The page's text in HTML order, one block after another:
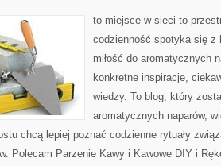
to miejsce w sieci to
codzienność spotyka się z
miłość do aromatycznych
konkretne inspiracje,
wiedzy. To blog, który
aromatycznych naparów,
chcą lepiej poznać codzienne rytuały
Polecam Parzenie Kawy i Kawowe DIY i